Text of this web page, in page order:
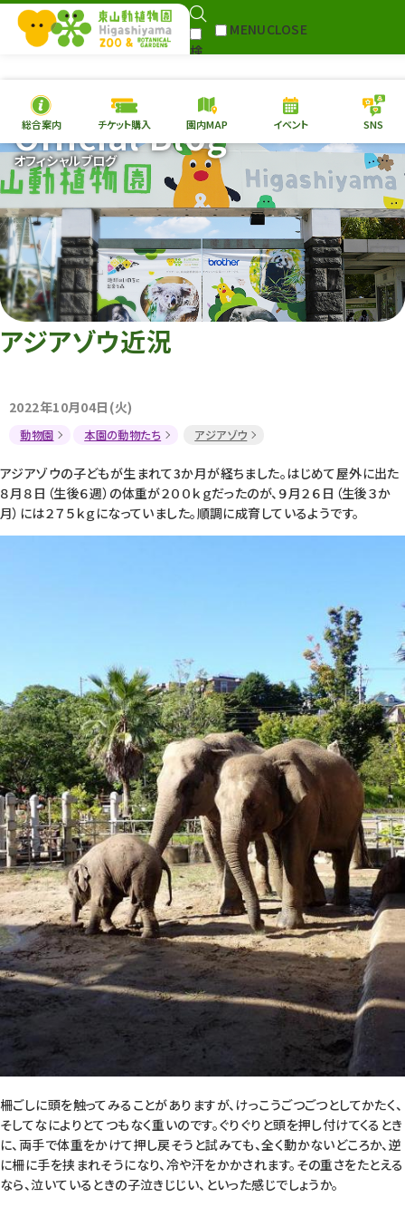
検
MENUCLOSE
本日の開園情報 チケ
園内MAP イベント
総合案内
動物園 植物園
再生プラン
東山動植物園
への支援
総合案内 チケット購入 園内MAP イベント SNS
オフィシャルブログ
Official Blog
アジアゾウ近況
2022年10月04日(火)
動物園 本園の動物たち アジアゾウ
アジアゾウの子どもが生まれて3か月が経ちました。はじめて屋外に出た
８月８日（生後６週）の体重が２００ｋｇだったのが、９月２６日（生後３か
月）には２７５ｋｇになっていました。順調に成育しているようです。
柵ごしに頭を触ってみることがありますが、けっこうごつごつとしてかたく、
そしてなによりとてつもなく重いのです。ぐりぐりと頭を押し付けてくるとき
に、両手で体重をかけて押し戻そうと試みても、全く動かないどころか、逆
に柵に手を挟まれそうになり、冷や汗をかかされます。その重さをたとえる
なら、泣いているときの子泣きじじい、といった感じでしょうか。